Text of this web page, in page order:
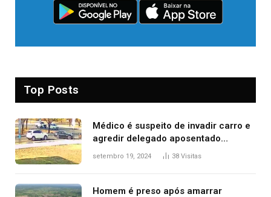
Top Posts
Médico é suspeito de invadir carro e
agredir delegado aposentado
durante confusão no trânsito
setembro 19, 2024 38 Visitas
Homem é preso após amarrar